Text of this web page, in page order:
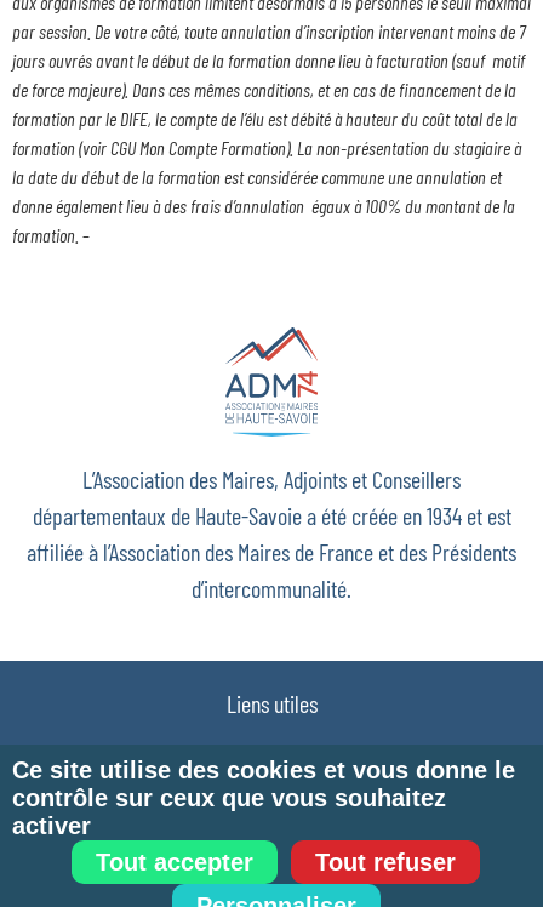
par session. De votre côté, toute annulation d’inscription intervenant moins de 7
jours ouvrés avant le début de la formation donne lieu à facturation (sauf motif
de force majeure). Dans ces mêmes conditions, et en cas de financement de la
formation par le DIFE, le compte de l’élu est débité à hauteur du coût total de la
formation (voir CGU Mon Compte Formation). La non-présentation du stagiaire à
la date du début de la formation est considérée commune une annulation et
donne également lieu à des frais d’annulation égaux à 100% du montant de la
formation. –
L’Association des Maires, Adjoints et Conseillers
départementaux de Haute-Savoie a été créée en 1934 et est
affiliée à l’Association des Maires de France et des Présidents
d’intercommunalité.
Liens utiles
Mentions légales
Politique de confidentialité
Télémaintenance
Ce site utilise des cookies et vous donne le
contrôle sur ceux que vous souhaitez
activer
Tout accepter
Tout refuser